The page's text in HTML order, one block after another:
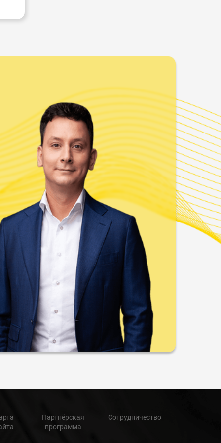
Партнёрская
программа
Сотрудничество